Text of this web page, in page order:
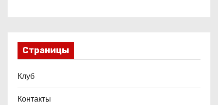
Страницы
Клуб
Контакты